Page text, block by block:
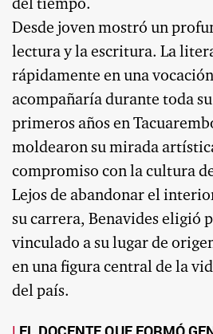
del tiempo.
Desde joven mostró un
lectura y la escritura. La
rápidamente en una
acompañaría durante toda
primeros años en
moldearon su mirada
compromiso con la cultura
Lejos de abandonar el
su carrera, Benavides eligió
vinculado a su lugar de
en una figura central de la
del país.